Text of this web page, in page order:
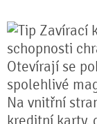
Zavírací
schopnosti
Otevírají se
spolehlivé
Na vnitřní